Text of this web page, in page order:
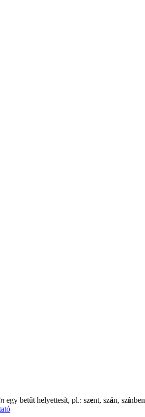
n egy betűt helyettesít, pl.: szent, szán, színben